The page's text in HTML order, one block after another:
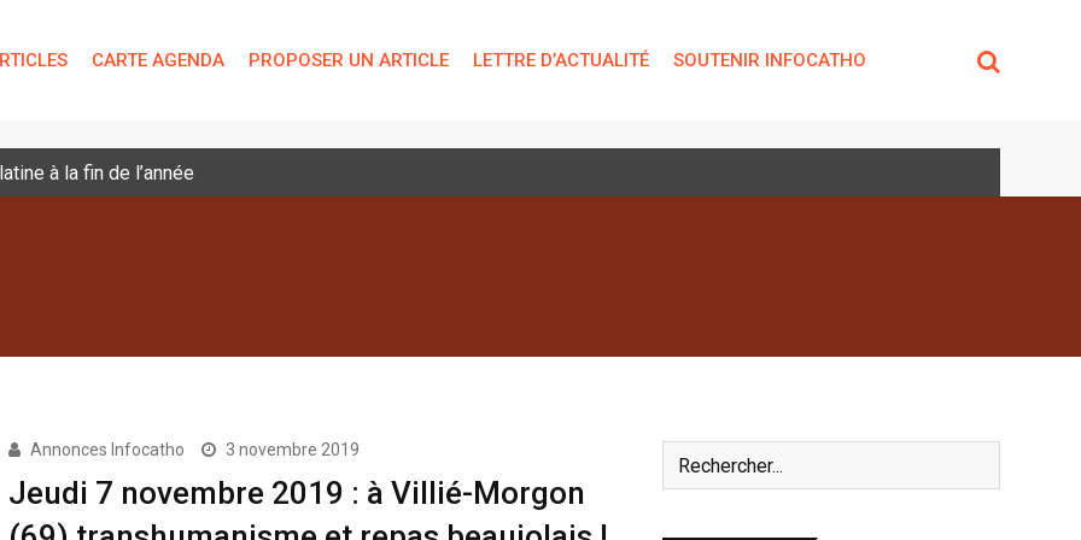
CARTE AGENDA PROPOSER UN ARTICLE LETTRE D’ACTUALITÉ SOUTENIR INFOCATHO
à la fin de l’année
Annonces Infocatho 3 novembre 2019
Jeudi 7 novembre 2019 : à Villié-Morgon